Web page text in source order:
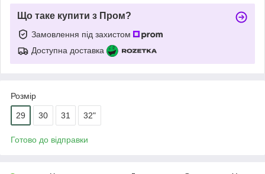
Що таке купити з Пром?
Замовлення під захистом
Доступна доставка
Розмір
29 30 31 32"
Готово до відправки